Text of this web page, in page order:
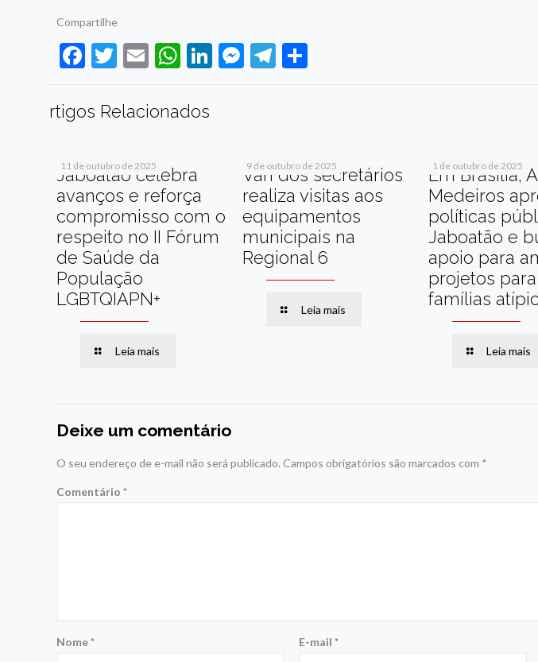
Compartilhe
Facebook
Twitter
EmailWhatsApp
LinkedIn
Messenger
Telegram
rtigos Relacionados
11 de outubro de 2025
Jaboatão celebra
avanços e reforça
compromisso com o
respeito no II Fórum
de Saúde da
População
LGBTQIAPN+
Leia mais
9 de outubro de 2025
Van dos secretários
realiza visitas aos
equipamentos
municipais na
Regional 6
Leia mais
1 de outubro de 2025
Em Brasília,
Medeiros
políticas
Jaboatão e
apoio para
projetos para
famílias
Leia mais
Deixe um comentário
O seu endereço de e-mail não será publicado. Campos obrigatórios são marcados com *
Comentário*
Nome* E-mail*